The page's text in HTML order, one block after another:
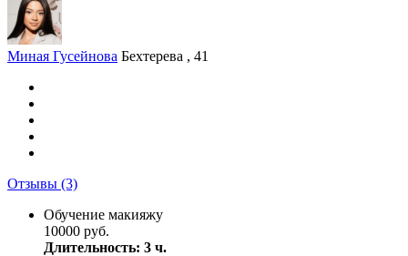
Миная Гусейнова Бехтерева , 41
Отзывы (3)
Обучение макияжу
10000 руб.
Длительность: 3 ч.